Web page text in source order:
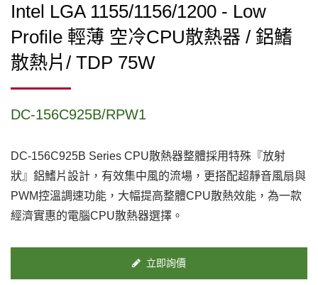
Intel LGA 1155/1156/1200 - Low
Profile 輕薄 空冷CPU散熱器 / 鋁鰭
散熱片/ TDP 75W
DC-156C925B/RPW1
DC-156C925B Series CPU散熱器整體採用特殊『放射
狀』鋁鰭片設計，有效集中風的流場，更搭配超靜音風扇與
PWM控溫調速功能，大幅提高整體CPU散熱效能，為一款
經濟實惠的電腦CPU散熱器選擇。
立即詢價